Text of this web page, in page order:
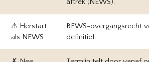
⚠ Herstart
als NEWS
BEWS-overgangsrecht
definitief.